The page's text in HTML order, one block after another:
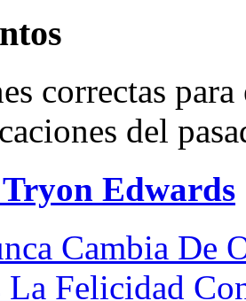
correctas
del
Tryon Edwards
Cambia De
La Felicidad